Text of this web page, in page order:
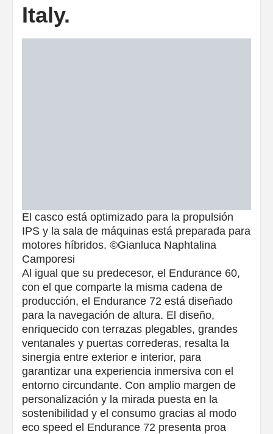
Italy.
El casco está optimizado para la propulsión
IPS y la sala de máquinas está preparada para
motores híbridos. ©Gianluca Naphtalina
Camporesi
Al igual que su predecesor, el Endurance 60,
con el que comparte la misma cadena de
producción, el Endurance 72 está diseñado
para la navegación de altura. El diseño,
enriquecido con terrazas plegables, grandes
ventanales y puertas correderas, resalta la
sinergia entre exterior e interior, para
garantizar una experiencia inmersiva con el
entorno circundante. Con amplio margen de
personalización y la mirada puesta en la
sostenibilidad y el consumo gracias al modo
eco speed el Endurance 72 presenta proa